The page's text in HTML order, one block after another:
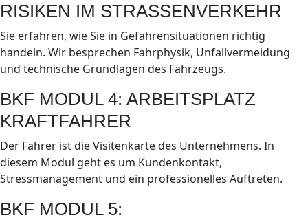
RISIKEN IM STRASSENVERKEHR
Sie erfahren, wie Sie in Gefahrensituationen richtig
handeln. Wir besprechen Fahrphysik, Unfallvermeidung
und technische Grundlagen des Fahrzeugs.
BKF MODUL 4: ARBEITSPLATZ
KRAFTFAHRER
Der Fahrer ist die Visitenkarte des Unternehmens. In
diesem Modul geht es um Kundenkontakt,
Stressmanagement und ein professionelles Auftreten.
BKF MODUL 5: